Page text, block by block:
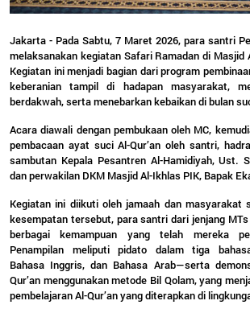
Jakarta - Pada Sabtu, 7 Maret 2026, para santri
melaksanakan kegiatan Safari Ramadan di Masjid
Kegiatan ini menjadi bagian dari program
keberanian tampil di hadapan masyarakat,
berdakwah, serta menebarkan kebaikan di bulan
Acara diawali dengan pembukaan oleh MC,
pembacaan ayat suci Al-Qur’an oleh santri,
sambutan Kepala Pesantren Al-Hamidiyah, Ust.
dan perwakilan DKM Masjid Al-Ikhlas PIK, Bapak
Kegiatan ini diikuti oleh jamaah dan masyarakat
kesempatan tersebut, para santri dari jenjang
berbagai kemampuan yang telah mereka
Penampilan meliputi pidato dalam tiga
Bahasa Inggris, dan Bahasa Arab—serta
Qur’an menggunakan metode Bil Qolam, yang
pembelajaran Al-Qur’an yang diterapkan di